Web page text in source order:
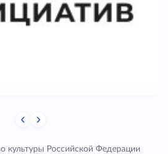
культуры Российской Федерации